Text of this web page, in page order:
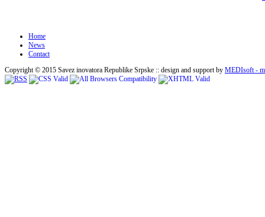
Home
News
Contact
Copyright © 2015 Savez inovatora Republike Srpske :: design and support by MEDIsoft -